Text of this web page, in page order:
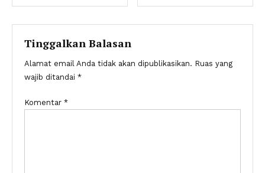
pos
Tinggalkan Balasan
Alamat email Anda tidak akan dipublikasikan. Ruas yang
wajib ditandai *
Komentar *